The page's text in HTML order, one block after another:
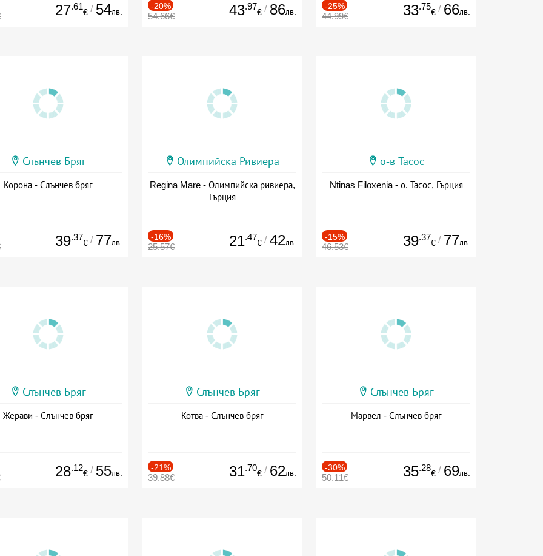
27.61
€ / 54лв.
-20%
54.66€ 43.97
€ / 86лв.
-25%
44.99€ 33.75
€ / 66лв.
Слънчев Бряг
Корона - Слънчев бряг
39.37
€ / 77лв.
Олимпийска Ривиера
Regina Mare - Олимпийска ривиера,
Гърция
-16%
25.57€ 21.47
€ / 42лв.
о-в Тасос
Ntinas Filoxenia - о. Тасос, Гърция
-15%
46.53€ 39.37
€ / 77лв.
Слънчев Бряг
Жерави - Слънчев бряг
28.12
€ / 55лв.
Слънчев Бряг
Котва - Слънчев бряг
-21%
39.88€ 31.70
€ / 62лв.
Слънчев Бряг
Марвел - Слънчев бряг
-30%
50.11€ 35.28
€ / 69лв.